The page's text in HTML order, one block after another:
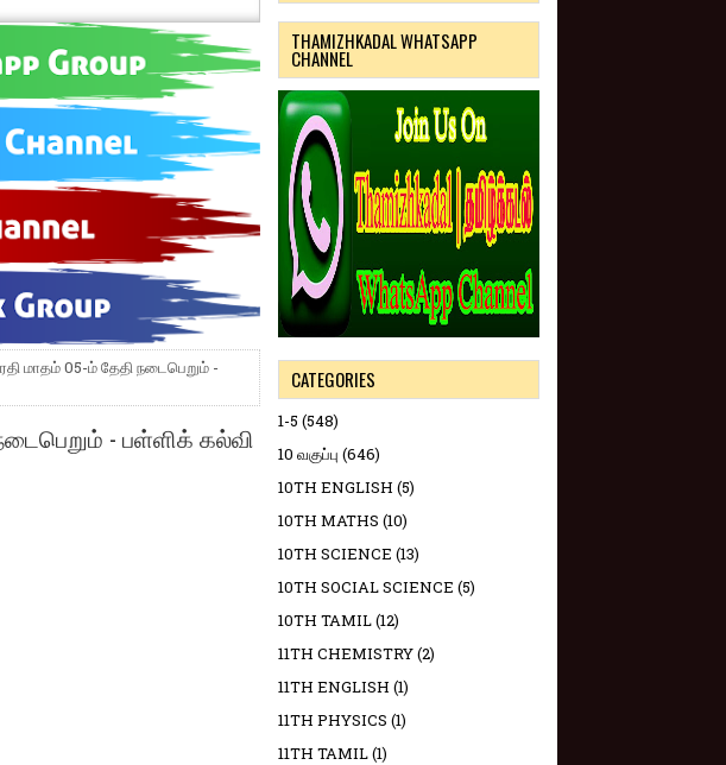
மாதம் 05-ம் தேதி நடைபெறும் -
நடைபெறும் - பள்ளிக் கல்வி
THAMIZHKADAL WHATSAPP
CHANNEL
CATEGORIES
1-5 (548)
10 வகுப்பு (646)
10TH ENGLISH (5)
10TH MATHS (10)
10TH SCIENCE (13)
10TH SOCIAL SCIENCE (5)
10TH TAMIL(12)
11TH CHEMISTRY(2)
11TH ENGLISH (1)
11TH PHYSICS (1)
11TH TAMIL(1)